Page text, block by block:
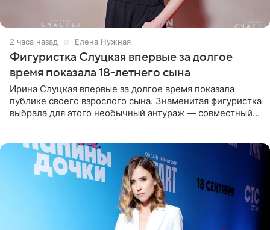
2 часа назад Елена Нужная
Фигуристка Слуцкая впервые за долгое
время показала 18-летнего сына
Ирина Слуцкая впервые за долгое время показала
публике своего взрослого сына. Знаменитая фигуристка
выбрала для этого необычный антураж — совместный